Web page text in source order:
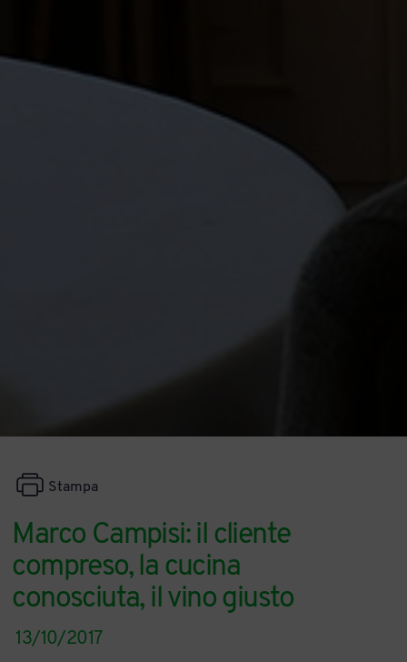
Marco Campisi: il cliente
compreso, la cucina
conosciuta, il vino giusto
Stampa
13/10/2017